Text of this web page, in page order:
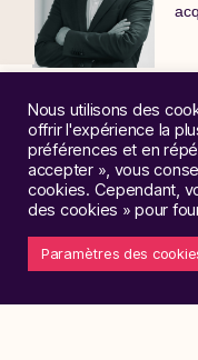
Nous utilisons des
offrir l'expérience la
préférences et en
accepter », vous
cookies. Cependant,
des cookies » pour
Paramètres des